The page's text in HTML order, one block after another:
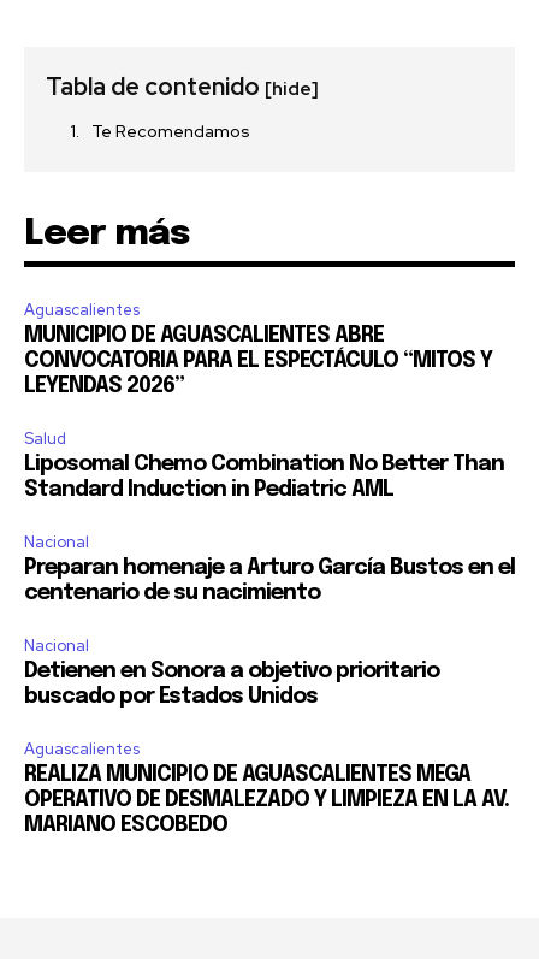
Tabla de contenido [hide]
Te Recomendamos
Leer más
Aguascalientes
MUNICIPIO DE AGUASCALIENTES ABRE
CONVOCATORIA PARA EL ESPECTÁCULO “MITOS Y
LEYENDAS 2026”
Salud
Liposomal Chemo Combination No Better Than
Standard Induction in Pediatric AML
Nacional
Preparan homenaje a Arturo García Bustos en el
centenario de su nacimiento
Nacional
Detienen en Sonora a objetivo prioritario
buscado por Estados Unidos
Aguascalientes
REALIZA MUNICIPIO DE AGUASCALIENTES MEGA
OPERATIVO DE DESMALEZADO Y LIMPIEZA EN LA AV.
MARIANO ESCOBEDO